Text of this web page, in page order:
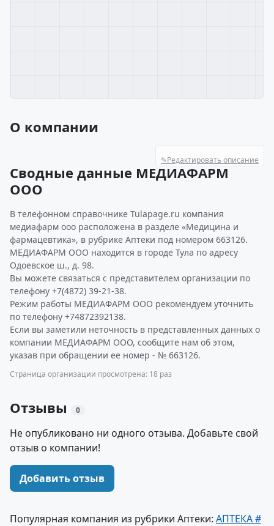
О компании
✎Редактировать описание
Сводные данные МЕДИАФАРМ
ООО
В телефонном справочнике Tulapage.ru компания
медиафарм ооо расположена в разделе «Медицина и
фармацевтика», в рубрике Аптеки под номером 663126.
МЕДИАФАРМ ООО находится в городе Тула по адресу
Одоевское ш., д. 98.
Вы можете связаться с представителем организации по
телефону +7(4872) 39-21-38.
Режим работы МЕДИАФАРМ ООО рекомендуем уточнить
по телефону +74872392138.
Если вы заметили неточность в представленных данных о
компании МЕДИАФАРМ ООО, сообщите нам об этом,
указав при обращении ее номер - № 663126.
Страница организации просмотрена: 18 раз
Отзывы 0
Не опубликовано ни одного отзыва. Добавьте свой
отзыв о компании!
Добавить отзыв
Популярная компания из рубрики Аптеки: АПТЕКА #